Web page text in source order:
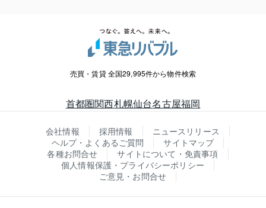
売買・賃貸 全国29,995件から物件検索
首都圏関西札幌仙台名古屋福岡
会社情報 採用情報
ニュースリリース
ヘルプ・よくあるご質問
サイトマップ
各種お問合せ
サイトについて・免責事項
個人情報保護・プライバシーポリシー
ご意見・お問合せ